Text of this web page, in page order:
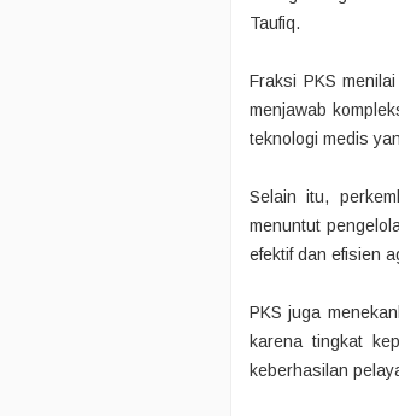
Taufiq.
Fraksi PKS
menjawab
teknologi medis
Selain itu,
menuntut
efektif dan efisien
PKS juga
karena tingkat
keberhasilan